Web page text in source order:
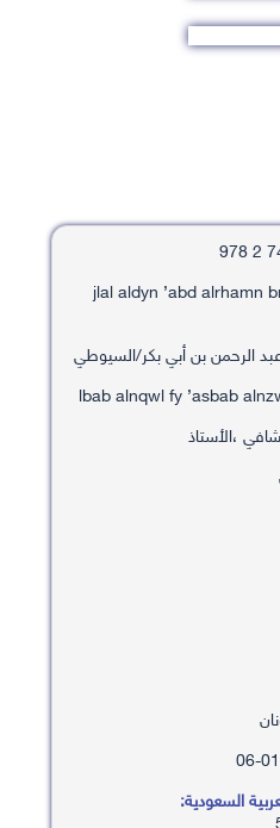
jlal aldyn ’abd alrhamn
الرحمن بن أبي بكر/السيوطي
،الأستاذ
السعودية: